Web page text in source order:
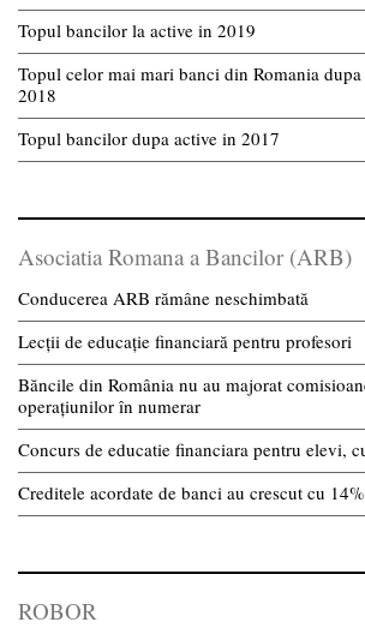
Topul bancilor la active in 2019
Topul celor mai mari banci din Romania
2018
Topul bancilor dupa active in 2017
Asociatia Romana a Bancilor (ARB)
Conducerea ARB rămâne neschimbată
Lecții de educație financiară pentru profesori
Băncile din România nu au majorat
operațiunilor în numerar
Concurs de educatie financiara pentru elevi,
Creditele acordate de banci au crescut cu
ROBOR